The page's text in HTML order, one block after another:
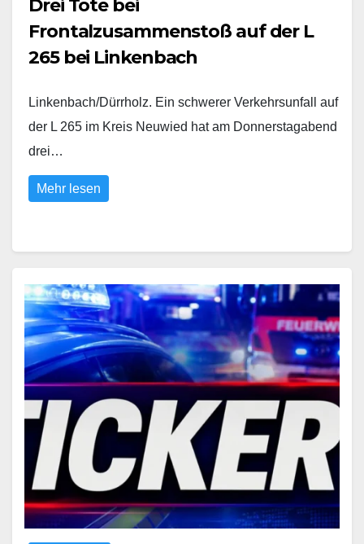
Drei Tote bei
Frontalzusammenstoß auf der L
265 bei Linkenbach
Linkenbach/Dürrholz. Ein schwerer Verkehrsunfall auf
der L 265 im Kreis Neuwied hat am Donnerstagabend
drei…
Mehr lesen